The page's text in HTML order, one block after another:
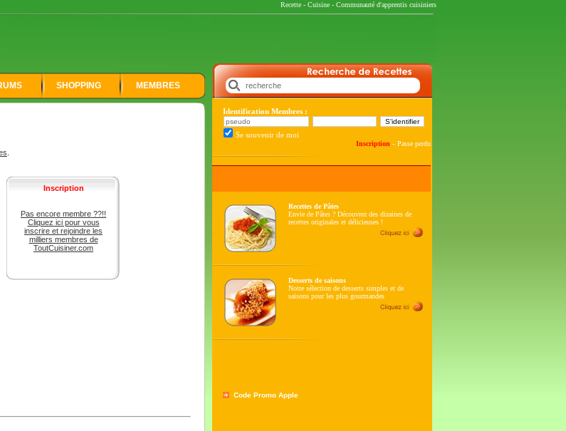
Recette - Cuisine - Communauté d'apprentis cuisiniers
SHOPPING MEMBRES
Identification Membres :
Se souvenir de moi
Inscription - Passe perdu
Recettes de Pâtes
Envie de Pâtes ? Découvrez des dizaines de
recettes originales et délicieuses !
Desserts de saisons
Notre sélection de desserts simples et de
saisons pour les plus gourmandes
Inscription
Pas encore membre ??!!
Cliquez ici pour vous
inscrire et rejoindre les
milliers membres de
ToutCuisiner.com
Code Promo Apple